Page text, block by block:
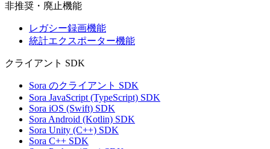
非推奨・廃止機能
レガシー録画機能
統計エクスポーター機能
クライアント SDK
Sora のクライアント SDK
Sora JavaScript (TypeScript) SDK
Sora iOS (Swift) SDK
Sora Android (Kotlin) SDK
Sora Unity (C++) SDK
Sora C++ SDK